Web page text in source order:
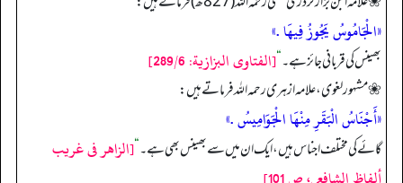
«الْجَامُوسُ يَجُوزُ فِيهَا .»
بھینس کی قربانی جائز ہے۔“[الفتاوى البزازية: 289/6]
❀ مشہور لغوی، علامہ ازہری رحمہ اللہ فرماتے ہیں:
«أَجْنَاسُ الْبَقَرِ مِنْهَا الْجَوَامِيسُ .»
گائے کی مختلف اجناس ہیں، ایک ان میں سے بھینس بھی ہے۔“[الزاهر فى غريب